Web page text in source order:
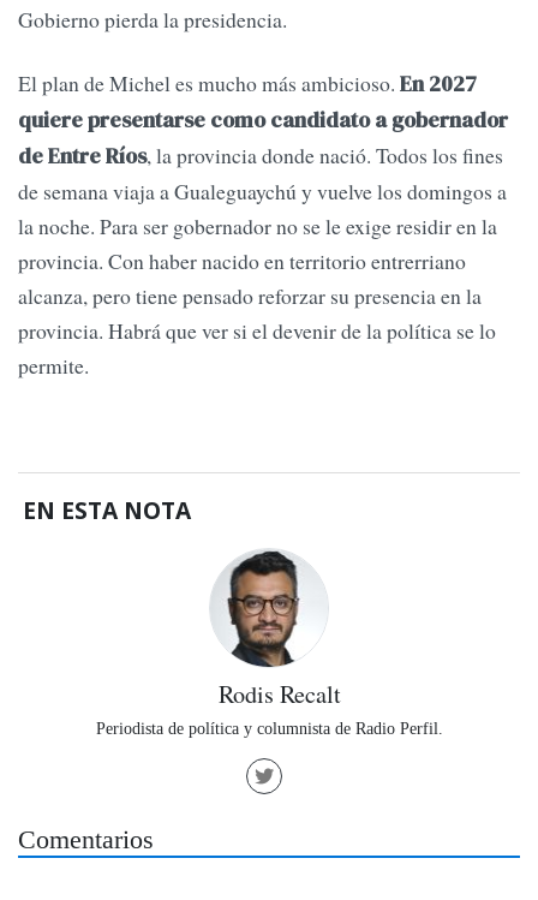
Gobierno pierda la presidencia.
El plan de Michel es mucho más ambicioso. En 2027
quiere presentarse como candidato a gobernador
de Entre Ríos, la provincia donde nació. Todos los fines
de semana viaja a Gualeguaychú y vuelve los domingos a
la noche. Para ser gobernador no se le exige residir en la
provincia. Con haber nacido en territorio entrerriano
alcanza, pero tiene pensado reforzar su presencia en la
provincia. Habrá que ver si el devenir de la política se lo
permite.
EN ESTA NOTA
Rodis Recalt
Periodista de política y columnista de Radio Perfil.
Comentarios